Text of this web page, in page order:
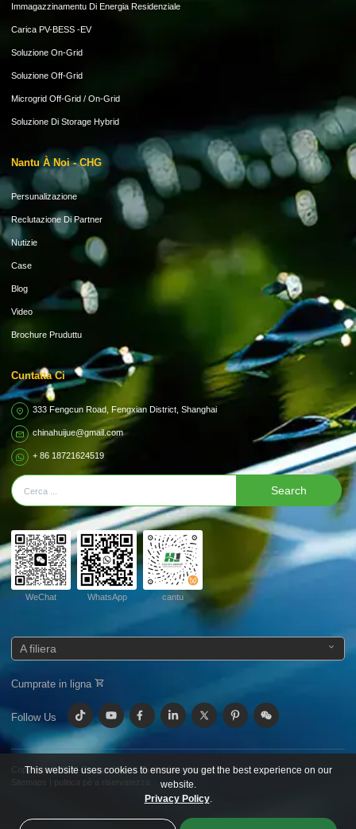
Immagazzinamentu Di Energia Residenziale
Carica PV-BESS -EV
Soluzione On-Grid
Soluzione Off-Grid
Microgrid Off-Grid / On-Grid
Soluzione Di Storage Hybrid
Nantu À Noi - CHG
Persunalizazione
Reclutazione Di Partner
Nutizie
Case
Blog
Video
Brochure Pruduttu
Cuntatta Ci
333 Fengcun Road, Fengxian District, Shanghai
chinahuijue@gmail.com
+ 86 18721624519
Search
WeChat WhatsApp cantu
A filiera
Cumprate in ligna
Follow Us
Copyright © 2024 Gruppu Huijue. Tutti i diritti riservati.
Sitemaps
pulitica pè a riservatezza
This website uses cookies to ensure you get the best experience on our
website.
Privacy Policy.